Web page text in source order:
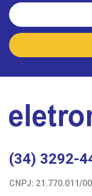
(34) 3292-
CNPJ: 21.770.011/